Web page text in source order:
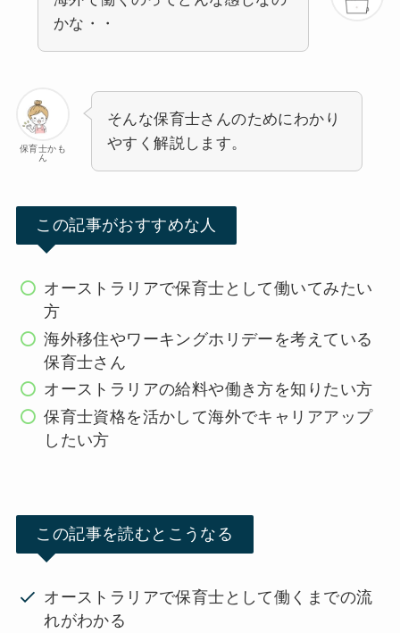
かな・・
保育士かも
ん
そんな保育士さんのためにわかり
やすく解説します。
この記事がおすすめな人
オーストラリアで保育士として働いてみたい
方
海外移住やワーキングホリデーを考えている
保育士さん
オーストラリアの給料や働き方を知りたい方
保育士資格を活かして海外でキャリアアップ
したい方
この記事を読むとこうなる
オーストラリアで保育士として働くまでの流
れがわかる